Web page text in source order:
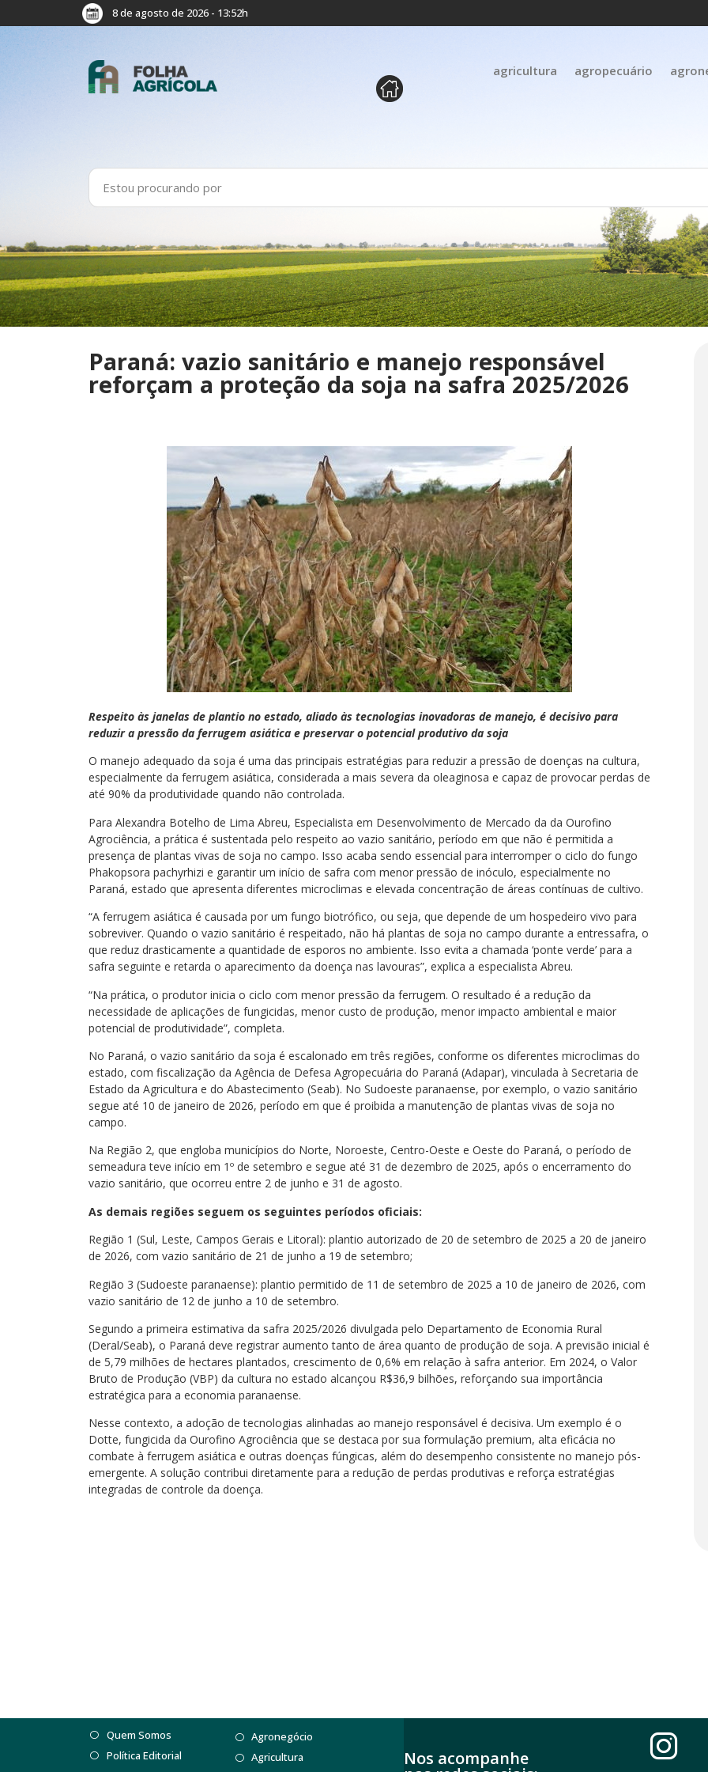
8 de agosto de 2026 - 13:52h
agricultura agropecuário
Paraná: vazio sanitário e manejo responsável
reforçam a proteção da soja na safra 2025/2026
Respeito às janelas de plantio no estado, aliado às tecnologias inovadoras de manejo, é decisivo para
reduzir a pressão da ferrugem asiática e preservar o potencial produtivo da soja
O manejo adequado da soja é uma das principais estratégias para reduzir a pressão de doenças na cultura,
especialmente da ferrugem asiática, considerada a mais severa da oleaginosa e capaz de provocar perdas de
até 90% da produtividade quando não controlada.
Para Alexandra Botelho de Lima Abreu, Especialista em Desenvolvimento de Mercado da da Ourofino
Agrociência, a prática é sustentada pelo respeito ao vazio sanitário, período em que não é permitida a
presença de plantas vivas de soja no campo. Isso acaba sendo essencial para interromper o ciclo do fungo
Phakopsora pachyrhizi e garantir um início de safra com menor pressão de inóculo, especialmente no
Paraná, estado que apresenta diferentes microclimas e elevada concentração de áreas contínuas de cultivo.
“A ferrugem asiática é causada por um fungo biotrófico, ou seja, que depende de um hospedeiro vivo para
sobreviver. Quando o vazio sanitário é respeitado, não há plantas de soja no campo durante a entressafra, o
que reduz drasticamente a quantidade de esporos no ambiente. Isso evita a chamada ‘ponte verde’ para a
safra seguinte e retarda o aparecimento da doença nas lavouras”, explica a especialista Abreu.
“Na prática, o produtor inicia o ciclo com menor pressão da ferrugem. O resultado é a redução da
necessidade de aplicações de fungicidas, menor custo de produção, menor impacto ambiental e maior
potencial de produtividade”, completa.
No Paraná, o vazio sanitário da soja é escalonado em três regiões, conforme os diferentes microclimas do
estado, com fiscalização da Agência de Defesa Agropecuária do Paraná (Adapar), vinculada à Secretaria de
Estado da Agricultura e do Abastecimento (Seab). No Sudoeste paranaense, por exemplo, o vazio sanitário
segue até 10 de janeiro de 2026, período em que é proibida a manutenção de plantas vivas de soja no
campo.
Na Região 2, que engloba municípios do Norte, Noroeste, Centro-Oeste e Oeste do Paraná, o período de
semeadura teve início em 1º de setembro e segue até 31 de dezembro de 2025, após o encerramento do
vazio sanitário, que ocorreu entre 2 de junho e 31 de agosto.
As demais regiões seguem os seguintes períodos oficiais:
Região 1 (Sul, Leste, Campos Gerais e Litoral): plantio autorizado de 20 de setembro de 2025 a 20 de janeiro
de 2026, com vazio sanitário de 21 de junho a 19 de setembro;
Região 3 (Sudoeste paranaense): plantio permitido de 11 de setembro de 2025 a 10 de janeiro de 2026, com
vazio sanitário de 12 de junho a 10 de setembro.
Segundo a primeira estimativa da safra 2025/2026 divulgada pelo Departamento de Economia Rural
(Deral/Seab), o Paraná deve registrar aumento tanto de área quanto de produção de soja. A previsão inicial é
de 5,79 milhões de hectares plantados, crescimento de 0,6% em relação à safra anterior. Em 2024, o Valor
Bruto de Produção (VBP) da cultura no estado alcançou R$36,9 bilhões, reforçando sua importância
estratégica para a economia paranaense.
Nesse contexto, a adoção de tecnologias alinhadas ao manejo responsável é decisiva. Um exemplo é o
Dotte, fungicida da Ourofino Agrociência que se destaca por sua formulação premium, alta eficácia no
combate à ferrugem asiática e outras doenças fúngicas, além do desempenho consistente no manejo pós-
emergente. A solução contribui diretamente para a redução de perdas produtivas e reforça estratégias
integradas de controle da doença.
Quem Somos
Política Editorial
Agronegócio
Agricultura
Nos acompanhe